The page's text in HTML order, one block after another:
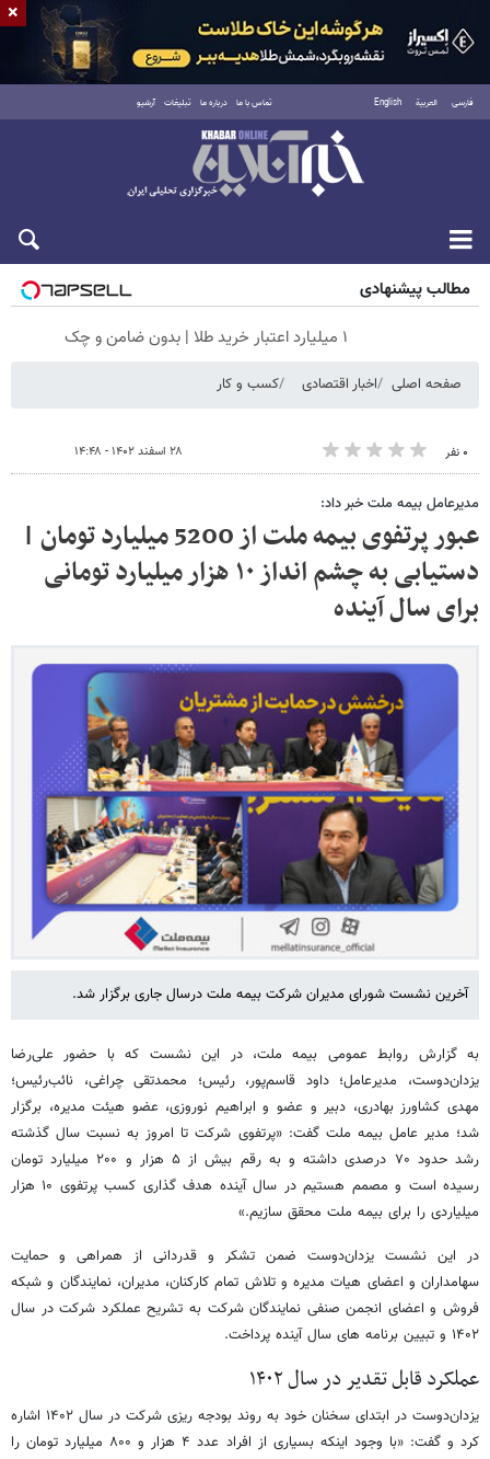
فارسی العربية English تماس با ما درباره ما تبلیغات آرشیو
شنبه ۱۷ مرداد ۱۴۰۵
مطالب پیشنهادی
۱ میلیارد اعتبار خرید طلا | بدون ضامن و چک
صفحه اصلی اخبار اقتصادی کسب و کار
۰ نفر ۲۸ اسفند ۱۴۰۲ - ۱۴:۴۸
مدیرعامل بیمه ملت خبر داد:
عبور پرتفوی بیمه ملت از 5200 میلیارد تومان |
دستیابی به چشم انداز ۱۰ هزار میلیارد تومانی
برای سال آینده
آخرین نشست شورای مدیران شرکت بیمه ملت درسال جاری‌ برگزار شد.
به گزارش روابط عمومی بیمه ملت، در این نشست که با حضور علی‌رضا
یزدان‌دوست، مدیرعامل؛ داود قاسم‌پور، رئیس؛ محمدتقی چراغی، نائب‌رئیس؛
مهدی کشاورز بهادری، دبیر و عضو و ابراهیم نوروزی، عضو هیئت مدیره، برگزار
شد؛ مدیر عامل بیمه ملت گفت: «پرتفوی شرکت تا امروز به نسبت سال گذشته
رشد حدود ۷۰ درصدی داشته و به رقم بیش از ۵ هزار و ۲۰۰ میلیارد تومان
رسیده است و مصمم هستیم در سال آینده هدف گذاری کسب پرتفوی ۱۰ هزار
میلیاردی را برای بیمه ملت محقق سازیم.»
در این نشست یزدان‌دوست ضمن تشکر و قدردانی از همراهی و حمایت
سهامداران و اعضای هیات مدیره و تلاش تمام کارکنان، مدیران، نمایندگان و شبکه
فروش و اعضای انجمن صنفی نمایندگان شرکت به تشریح عملکرد شرکت در سال
۱۴۰۲ و تبیین برنامه های سال آینده پرداخت.
عملکرد قابل تقدیر در سال ۱۴۰۲
یزدان‌دوست در ابتدای سخنان خود به روند بودجه ریزی شرکت در سال ۱۴۰۲ اشاره
کرد و گفت: «با وجود اینکه بسیاری از افراد عدد ۴ هزار و ۸۰۰ میلیارد تومان را
×